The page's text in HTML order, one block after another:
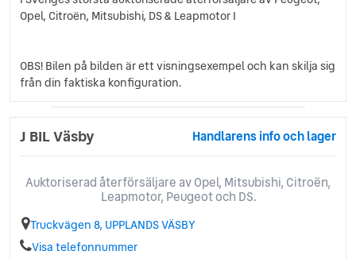
Punkteringsreparationskit
Släpfordonsstabilisator
Takrails
Trafikskyltsavläsare
Trådlös laddning
Trötthetsvarnare med körpausnotiser
Uppvärmda säten fram & bak
Uppvärmd ratt
Uppvärmbar framruta
Ventilerade säten fram
Värmepump
Opel, Citroën, Mitsubishi, DS & Leapmotor I
OBS! Bilen på bilden är ett visningsexempel och kan skilja sig
från din faktiska konfiguration.
J BIL Väsby Handlarens info och lager
Auktoriserad återförsäljare av Opel, Mitsubishi, Citroën,
Leapmotor, Peugeot och DS.
Truckvägen 8, UPPLANDS VÄSBY
Visa telefonnummer